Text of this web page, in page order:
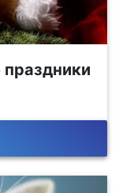
праздники